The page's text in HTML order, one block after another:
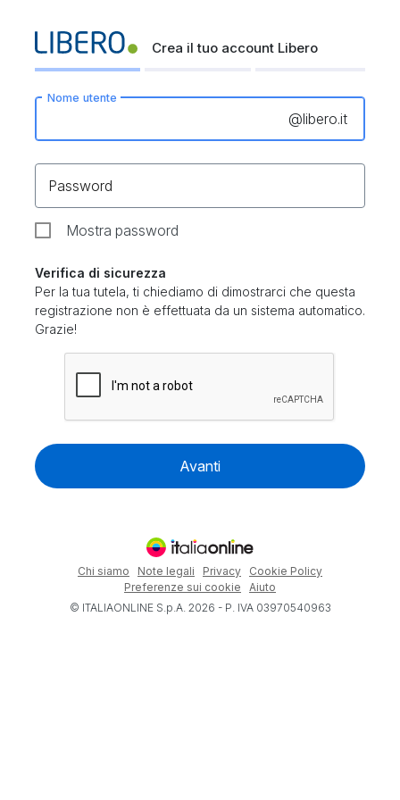
Crea il tuo account Libero
Nome utente
@libero.it
Password
Mostra password
Verifica di sicurezza
Per la tua tutela, ti chiediamo di dimostrarci che questa
registrazione non è effettuata da un sistema automatico.
Grazie!
Avanti
Chi siamo Note legali Privacy
Cookie Policy
Preferenze sui cookie
Aiuto
© ITALIAONLINE S.p.A. 2026 - P. IVA 03970540963